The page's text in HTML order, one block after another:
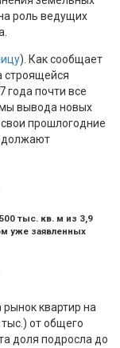
роль ведущих
). Как сообщает
строящейся
года почти все
вывода новых
прошлогодние
тыс. кв. м из 3,9
уже заявленных
квартир на
от общего
доля подросла до